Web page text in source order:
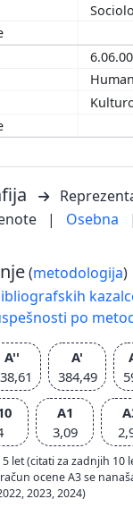
6.06.00
| Osebna |
(metodologija)
po
A''
A'
384,49
A1
3,09
let (citati za zadnjih 10
ocene A3 se
2023, 2024)